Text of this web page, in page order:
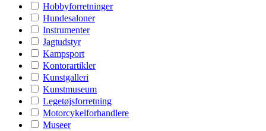
Hobbyforretninger
Hundesaloner
Instrumenter
Jagtudstyr
Kampsport
Kontorartikler
Kunstgalleri
Kunstmuseum
Legetøjsforretning
Motorcykelforhandlere
Museer